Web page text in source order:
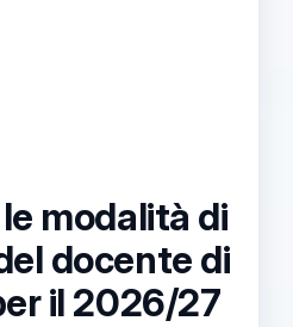
modalità di
docente di
il 2026/27